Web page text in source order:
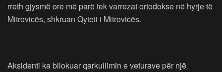
rreth gjysmë ore më parë tek varrezat ortodokse në hyrje të
Mitrovicës, shkruan Qyteti i Mitrovicës.
Aksidenti ka bllokuar qarkullimin e veturave për një